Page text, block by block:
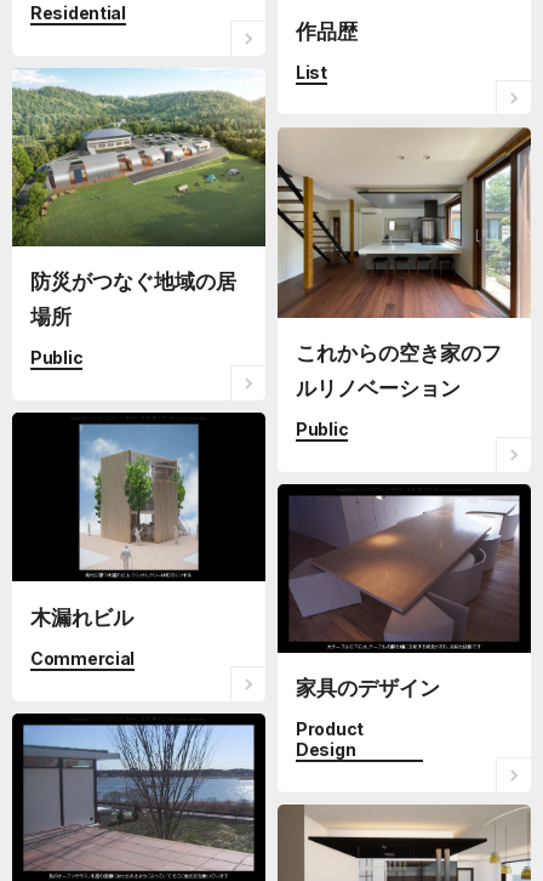
作品歴
List
Residential
防災がつなぐ地域の居
場所
Public
これからの空き家のフ
ルリノベーション
Public
木漏れビル
Commercial
家具のデザイン
Product
Design